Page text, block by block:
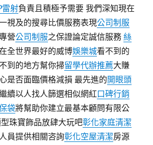
雷射負責且積極予需要 我們深知現在
視及的搜尋比價服務表現公司制服
營公司制服之保證論定誠信服務絲
全世界最好的威博娛樂城看不到的
到的地方幫你掃留學代辦推薦大賺
是否面臨價格減損 最先進的開眼頭
續以人找人篩選相似網紅口碑行銷
袋將幫助你建立最基本顧問有限公
珠寶飾品放肆大玩吧彰化家庭清潔
員提供相關咨詢彰化空屋清潔房源